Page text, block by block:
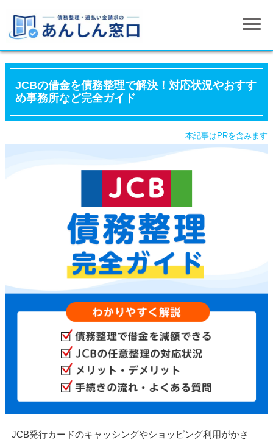
JCBの借金を債務整理で解決！対応状況やおすす
め事務所など完全ガイド
本記事はPRを含みます
JCB発行カードのキャッシングやショッピング利用がかさ